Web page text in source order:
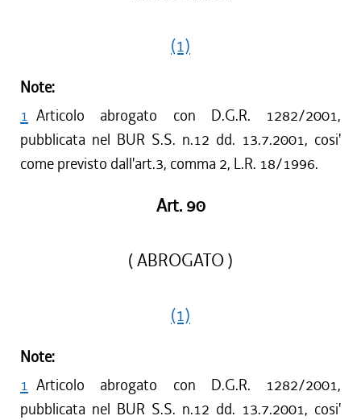
(1)
Note:
1 Articolo abrogato con D.G.R. 1282/2001,
pubblicata nel BUR S.S. n.12 dd. 13.7.2001, cosi'
come previsto dall'art.3, comma 2, L.R. 18/1996.
Art. 90
( ABROGATO )
(1)
Note:
1 Articolo abrogato con D.G.R. 1282/2001,
pubblicata nel BUR S.S. n.12 dd. 13.7.2001, cosi'